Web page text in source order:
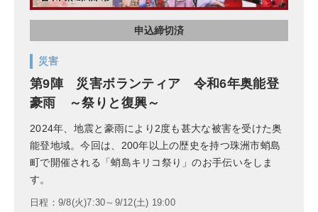
申込締切済
災害
第9陣 災害ボランティア 令和6年奥能登
豪雨 ～祭りと復興～
2024年、地震と豪雨により2度も甚大な被害を受けた奥
能登地域。今回は、200年以上の歴史を持つ珠洲市蛸島
町で開催される「蛸島キリコ祭り」のお手伝いをしま
す。
日程：9/8(火)7:30～9/12(土) 19:00